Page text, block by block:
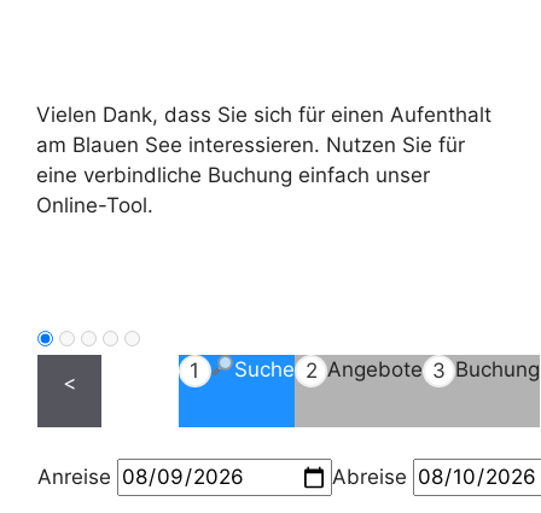
Vielen Dank, dass Sie sich für einen Aufenthalt
am Blauen See interessieren. Nutzen Sie für
eine verbindliche Buchung einfach unser
Online-Tool.
< 1 Suche 2 Angebote 3 Buchung
Anreise Abreise